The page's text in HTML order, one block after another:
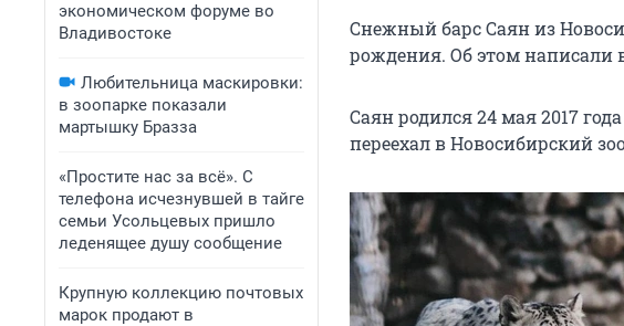
экономическом форуме во
Владивостоке
Любительница маскировки:
в зоопарке показали
мартышку Бразза
«Простите нас за всё». С
телефона исчезнувшей в тайге
семьи Усольцевых пришло
леденящее душу сообщение
Крупную коллекцию почтовых
марок продают в
Снежный барс Саян из
рождения. Об этом написали
Саян родился 24 мая 2017
переехал в Новосибирский